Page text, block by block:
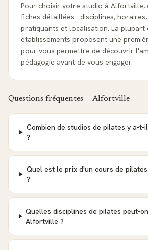
Pour choisir votre studio à Alfortville,
fiches détaillées : disciplines,
pratiquants et localisation. La plupart
établissements proposent une
pour vous permettre de découvrir
pédagogie avant de vous engager.
Questions fréquentes — Alfortville
Combien de studios de pilates y a-
?
Quel est le prix d'un cours de
?
Quelles disciplines de pilates peut-
Alfortville ?